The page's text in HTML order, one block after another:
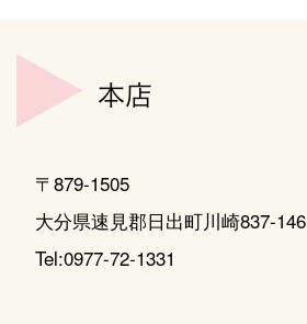
〒879-1505
大分県速見郡日出町川崎837-146
Tel:0977-72-1331